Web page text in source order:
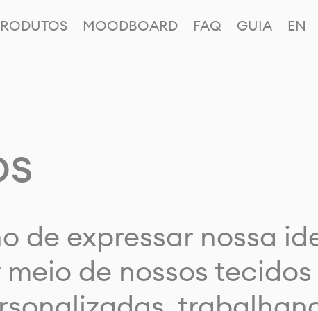
MOODBOARD FAQ GUIA EN
de expressar nossa
de nossos tecidos